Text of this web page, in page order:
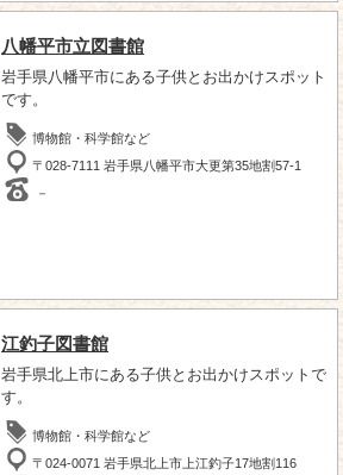
八幡平市立図書館
岩手県八幡平市にある子供とお出かけスポット
です。
博物館・科学館など
〒028-7111 岩手県八幡平市大更第35地割57-1
－
江釣子図書館
岩手県北上市にある子供とお出かけスポットで
す。
博物館・科学館など
〒024-0071 岩手県北上市上江釣子17地割116